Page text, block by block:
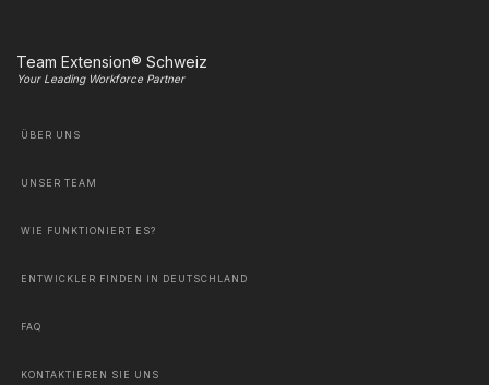
Team Extension® Schweiz
Your Leading Workforce Partner
ÜBER UNS
UNSER TEAM
WIE FUNKTIONIERT ES?
ENTWICKLER FINDEN IN DEUTSCHLAND
FAQ
KONTAKTIEREN SIE UNS